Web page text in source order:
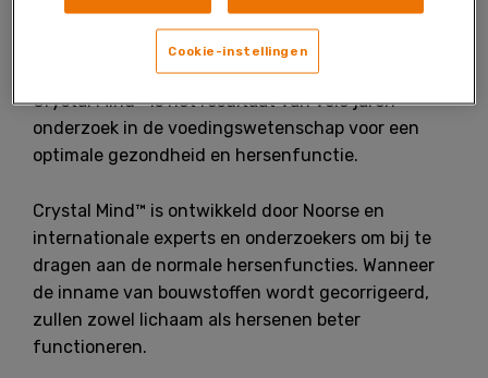
Crystal Mind™ is het resultaat van vele jaren
onderzoek in de voedingswetenschap voor een
optimale gezondheid en hersenfunctie.
Crystal Mind™ is ontwikkeld door Noorse en
internationale experts en onderzoekers om bij te
dragen aan de normale hersenfuncties. Wanneer
de inname van bouwstoffen wordt gecorrigeerd,
zullen zowel lichaam als hersenen beter
functioneren.
Cookie-instellingen